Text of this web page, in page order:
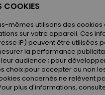
COOKIES
mêmes utilisons des
sur votre appareil. Ces
IP) peuvent être utilisées
la performance
audience ; pour
choix pour accepter ou non
concernés ne relèvent
plus d'informations,